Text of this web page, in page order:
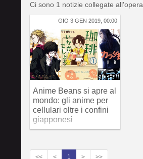
Ci sono 1 notizie collegate all'opera.
GIO 3 GEN 2019, 00:00
Anime Beans si apre al
mondo: gli anime per
cellulari oltre i confini
giapponesi
<< < 1 > >>